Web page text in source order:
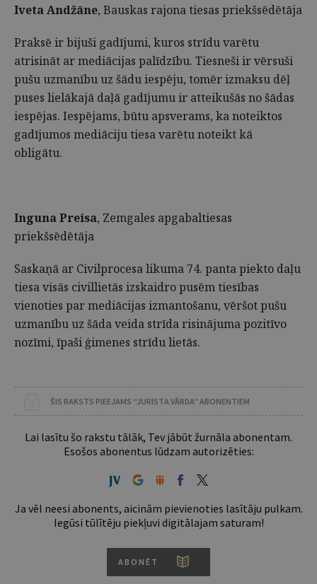
Iveta Andžāne, Bauskas rajona tiesas priekšsēdētāja
Praksē ir bijuši gadījumi, kuros strīdu varētu
atrisināt ar mediācijas palīdzību. Tiesneši ir vērsuši
pušu uzmanību uz šādu iespēju, tomēr izmaksu dēļ
puses lielākajā daļā gadījumu ir atteikušās no šādas
iespējas. Iespējams, būtu apsverams, ka noteiktos
gadījumos mediāciju tiesa varētu noteikt kā
obligātu.
Inguna Preisa, Zemgales apgabaltiesas
priekšsēdētāja
Saskaņā ar Civilprocesa likuma 74. panta piekto daļu
tiesa visās civillietās izskaidro pusēm tiesības
vienoties par mediācijas izmantošanu, vēršot pušu
uzmanību uz šāda veida strīda risinājuma pozitīvo
nozīmi, īpaši ģimenes strīdu lietās.
ŠIS RAKSTS PIEEJAMS “JURISTA VĀRDA” ABONENTIEM
Lai lasītu šo rakstu tālāk, Tev jābūt žurnāla abonentam.
Esošos abonentus lūdzam autorizēties:
Ja vēl neesi abonents, aicinām pievienoties lasītāju pulkam.
Iegūsi tūlītēju piekļuvi digitālajam saturam!
ABONĒT